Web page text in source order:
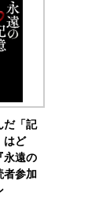
だ「記
はど
遠の
者参加